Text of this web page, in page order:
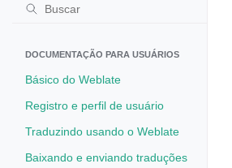
DOCUMENTAÇÃO PARA USUÁRIOS
Básico do Weblate
Registro e perfil de usuário
Traduzindo usando o Weblate
Baixando e enviando traduções